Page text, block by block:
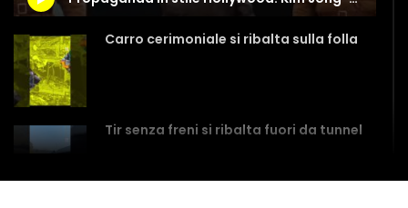
Carro cerimoniale si ribalta sulla folla
Tir senza freni si ribalta fuori da tunnel